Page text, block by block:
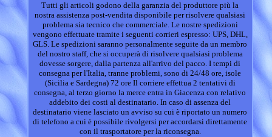
Tutti gli articoli godono della garanzia del produttore più la
nostra assistenza post-vendita disponibile per risolvere qualsiasi
problema sia tecnico che commerciale. Le nostre spedizioni
vengono effettuate tramite i seguenti corrieri espresso: UPS, DHL,
GLS. Le spedizioni saranno personalmente seguite da un membro
del nostro staff, che si occuperà di risolvere qualsiasi problema
dovesse sorgere, dalla partenza all'arrivo del pacco. I tempi di
consegna per l'Italia, tranne problemi, sono di 24/48 ore, isole
(Sicilia e Sardegna) 72 ore Il corriere effettua 2 tentativi di
consegna, al terzo giorno la merce entra in Giacenza con relativo
addebito dei costi al destinatario. In caso di assenza del
destinatario viene lasciato un avviso su cui è riportato un numero
di telefono a cui è possibile rivolgersi per accordarsi direttamente
con il trasportatore per la riconsegna.